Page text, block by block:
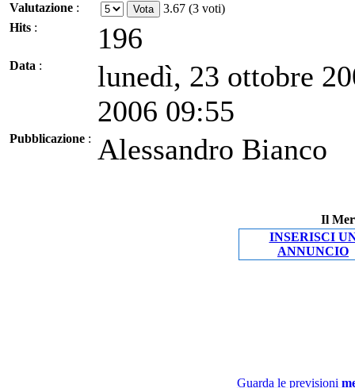
Valutazione :
3.67 (3 voti)
Hits : 196
Data :
lunedì, 23 ottobre
2006 09:55
Pubblicazione : Alessandro Bianco
Il
INSERISCI
ANNUNCIO
Guarda le previsioni